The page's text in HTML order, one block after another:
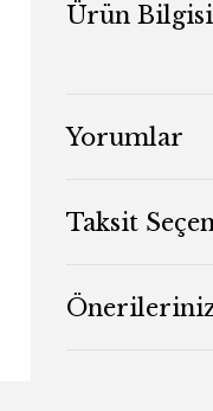
Ürün Bilgisi
Yorumlar
Taksit